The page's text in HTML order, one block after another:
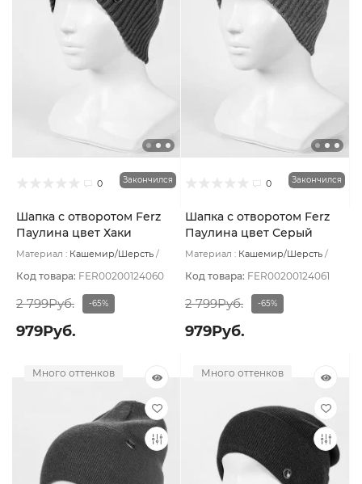
0 Закончился
Шапка с отворотом Ferz
Паулина цвет Хаки
Материал : Кашемир/Шерсть
Код товара: FER00200124060
2 799Руб. -65%
979Руб.
0 Закончился
Шапка с отворотом Ferz
Паулина цвет Серый
Материал : Кашемир/Шерсть
Код товара: FER00200124061
2 799Руб. -65%
979Руб.
Много оттенков Много оттенков